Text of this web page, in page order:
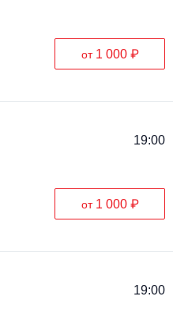
от 1 000 ₽
19:00
от 1 000 ₽
19:00